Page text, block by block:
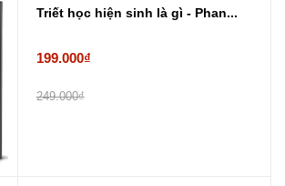
Triết học hiện sinh là gì - Phan...
199.000₫
249.000₫